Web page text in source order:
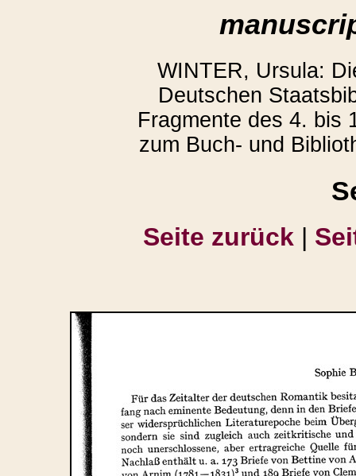
WINTER, Ursula:
Deutschen
Fragmente des 4. bis
zum Buch- und
Seite zurück |